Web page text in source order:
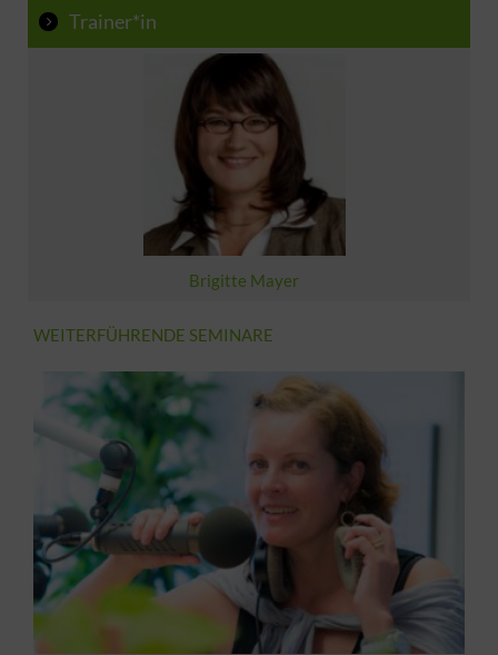
Trainer*in
Brigitte Mayer
WEITERFÜHRENDE SEMINARE